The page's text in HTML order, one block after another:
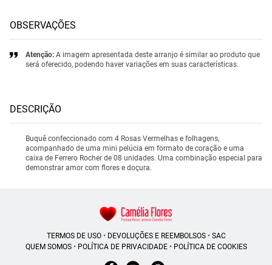
OBSERVAÇÕES
Atenção: A imagem apresentada deste arranjo é similar ao produto que
será oferecido, podendo haver variações em suas características.
DESCRIÇÃO
Buquê confeccionado com 4 Rosas Vermelhas e folhagens,
acompanhado de uma mini pelúcia em formato de coração e uma
caixa de Ferrero Rocher de 08 unidades. Uma combinação especial para
demonstrar amor com flores e doçura.
TERMOS DE USO• DEVOLUÇÕES E REEMBOLSOS• SAC
QUEM SOMOS• POLÍTICA DE PRIVACIDADE• POLÍTICA DE COOKIES